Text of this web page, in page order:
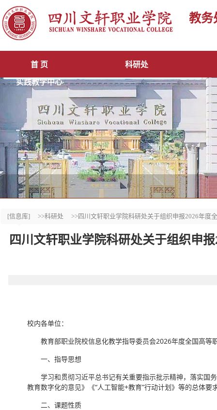
[信息库] >>科研处 >>四川文轩职业学院科研处关于组织申报2026年度
四川文轩职业学院科研处关于组织申
校内各单位：
教育部职业院校信息化教学指导委员会2026年度全国高等
一、指导思想
学习和贯彻习近平总书记有关重要指示批示精神，落实国
教育数字化的意见》《“人工智能+教育”行动计划》等的总体
二、课题性质
首 页 科研处
实践教学中心
教务